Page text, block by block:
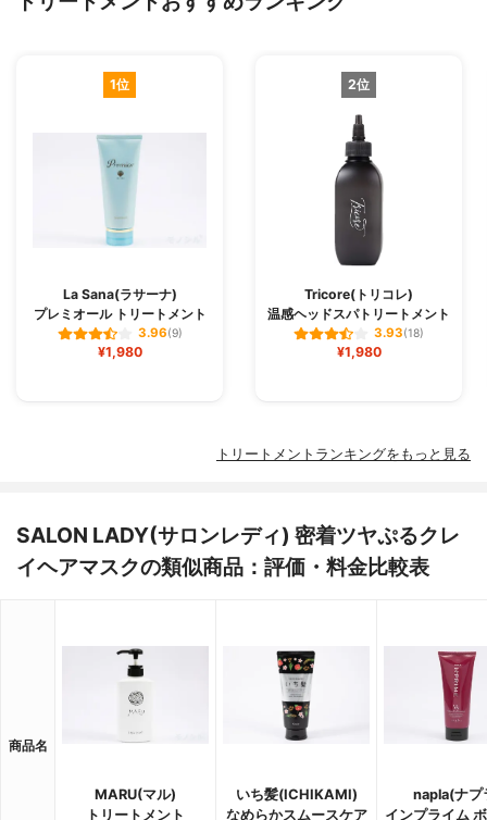
1位
La Sana(ラサーナ)
プレミオール トリートメント
3.96(9)
¥1,980
2位
Tricore(トリコレ)
温感ヘッドスパトリートメント
3.93(18)
¥1,980
トリートメントランキングをもっと見る
SALON LADY(サロンレディ) 密着ツヤぷるクレ
イヘアマスクの類似商品：評価・料金比較表
商品名
MARU(マル)
トリートメント
いち髪(ICHIKAMI)
なめらかスムースケア
napla(ナプ
インプライム